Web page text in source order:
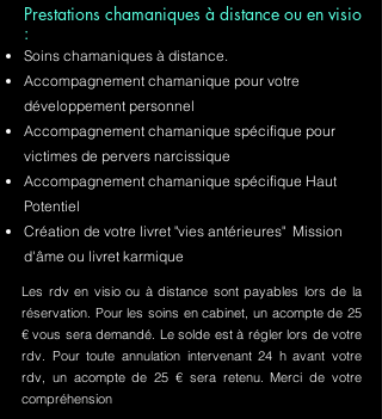
Prestations chamaniques à distance ou en visio
:
Soins chamaniques à distance.
Accompagnement chamanique pour votre
développement personnel
Accompagnement chamanique spécifique pour
victimes de pervers narcissique
Accompagnement chamanique spécifique Haut
Potentiel
Création de votre livret "vies antérieures" Mission
d'âme ou livret karmique
Les rdv en visio ou à distance sont payables lors de la
réservation. Pour les soins en cabinet, un acompte de 25
€ vous sera demandé. Le solde est à régler lors de votre
rdv. Pour toute annulation intervenant 24 h avant votre
rdv, un acompte de 25 € sera retenu. Merci de votre
compréhension